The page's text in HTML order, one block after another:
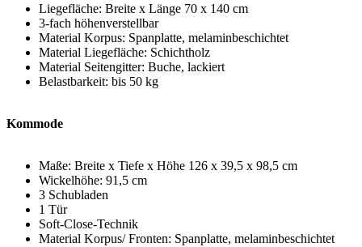
Liegefläche: Breite x Länge 70 x 140 cm
3-fach höhenverstellbar
Material Korpus: Spanplatte, melaminbeschichtet
Material Liegefläche: Schichtholz
Material Seitengitter: Buche, lackiert
Belastbarkeit: bis 50 kg
Kommode
Maße: Breite x Tiefe x Höhe 126 x 39,5 x 98,5 cm
Wickelhöhe: 91,5 cm
3 Schubladen
1 Tür
Soft-Close-Technik
Material Korpus/ Fronten: Spanplatte, melaminbeschichtet